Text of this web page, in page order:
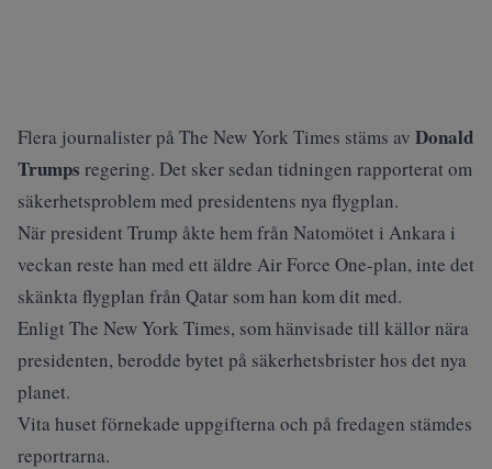
Flera journalister på The New York Times stäms av Donald
Trumps regering. Det sker sedan tidningen rapporterat om
säkerhetsproblem med presidentens nya flygplan.
När president Trump åkte hem från Natomötet i Ankara i
veckan reste han med ett äldre Air Force One-plan, inte det
skänkta flygplan från Qatar som han kom dit med.
Enligt The New York Times, som hänvisade till källor nära
presidenten, berodde bytet på säkerhetsbrister hos det nya
planet.
Vita huset förnekade uppgifterna och på fredagen stämdes
reportrarna.